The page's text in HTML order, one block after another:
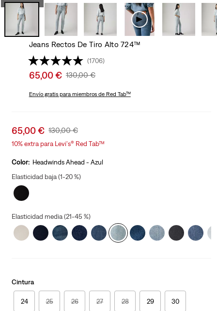
Jeans Rectos De Tiro Alto 724™
(1706)
Sale
is
65,00 € Original
Was
130,00 €
Envío gratispara miembros de Red Tab™
Sale
price
65,00 € Original
Price
130,00 €
10% extra para Levi's® Red Tab™
Color: Headwinds Ahead - Azul
Elasticidad baja (1-20 %)
Elasticidad media (21-45 %)
Cintura
24 25 26 27 28 29 30